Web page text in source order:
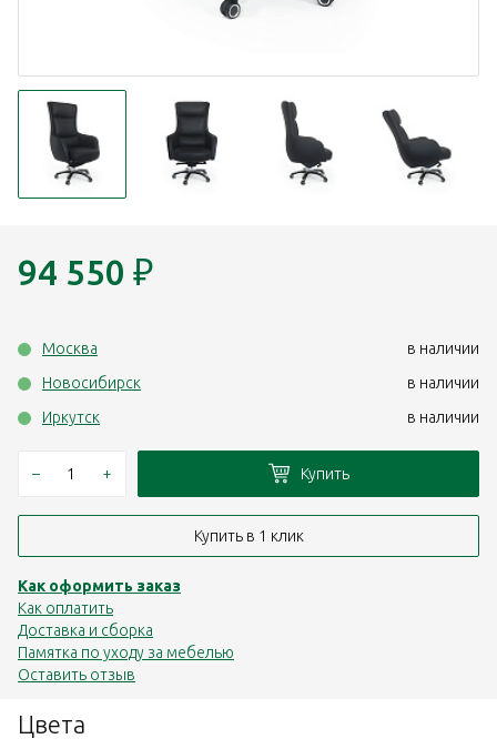
Цвета
94 550 ₽
Москва
в наличии
Новосибирск
в наличии
Иркутск
в наличии
– + Купить
Купить в 1 клик
Как оформить заказ
Как оплатить
Доставка и сборка
Памятка по уходу за мебелью
Оставить отзыв